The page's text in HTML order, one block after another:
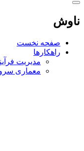
ناوش
صفحه نخست
راهکارها
مدیریت
معماری